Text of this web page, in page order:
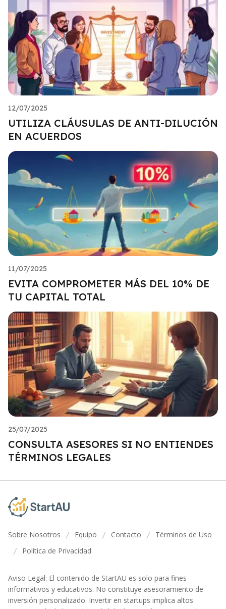
12/07/2025
UTILIZA CLÁUSULAS DE ANTI-DILUCIÓN
EN ACUERDOS
11/07/2025
EVITA COMPROMETER MÁS DEL 10% DE
TU CAPITAL TOTAL
25/07/2025
CONSULTA ASESORES SI NO ENTIENDES
TÉRMINOS LEGALES
Sobre Nosotros / Equipo / Contacto / Términos de Uso
/ Política de Privacidad
Aviso Legal: El contenido de StartAU es solo para fines
informativos y educativos. No constituye asesoramiento de
inversión personalizado. Invertir en startups implica altos